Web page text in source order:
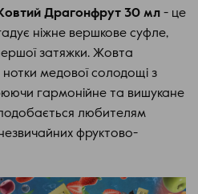
Драгонфрут 30 мл - це
ніжне вершкове суфле,
затяжки. Жовта
нотки медової солодощі з
гармонійне та вишукане
любителям
фруктово-